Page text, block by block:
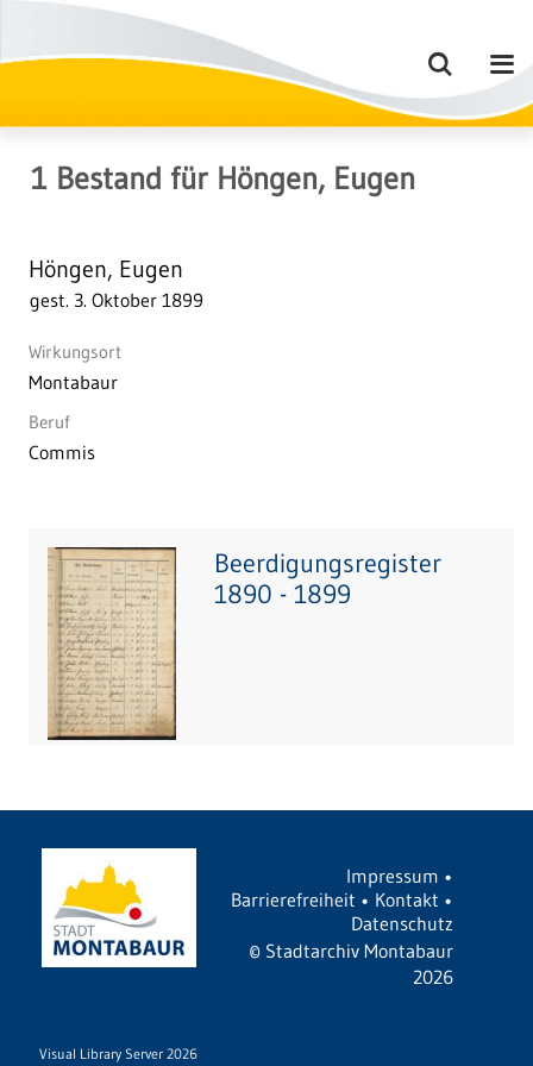
1 Bestand für Höngen, Eugen
Höngen, Eugen
gest. 3. Oktober 1899
Wirkungsort
Montabaur
Beruf
Commis
Beerdigungsregister
1890 - 1899
Impressum •
Barrierefreiheit • Kontakt •
Datenschutz
© Stadtarchiv Montabaur
2026
Visual Library Server 2026